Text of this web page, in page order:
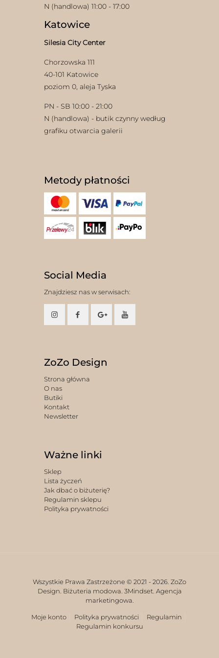
N (handlowa) 11:00 - 17:00
Katowice
Silesia City Center
Chorzowska 111
40-101 Katowice
poziom 0, aleja Tyska
PN - SB 10:00 - 21:00
N (handlowa) - butik czynny według
grafiku otwarcia galerii
Metody płatności
Social Media
Znajdziesz nas w serwisach:
ZoZo Design
Strona główna
O nas
Butiki
Kontakt
Newsletter
Ważne linki
Sklep
Lista życzeń
Jak dbać o biżuterię?
Regulamin sklepu
Polityka prywatności
Wszystkie Prawa Zastrzeżone © 2021 - 2026. ZoZo
Design. Biżuteria modowa. 3Mindset. Agencja
marketingowa.
Moje konto Polityka prywatności
Regulamin
Regulamin konkursu